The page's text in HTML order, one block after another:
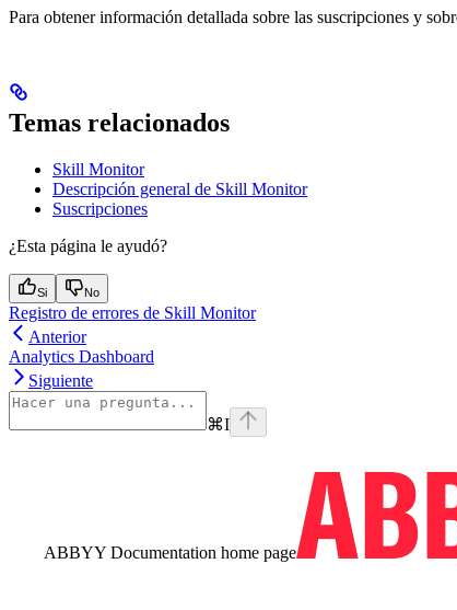
Para obtener información detallada sobre las suscripciones y
Temas relacionados
Skill Monitor
Descripción general de Skill Monitor
Suscripciones
¿Esta página le ayudó?
Si No
Registro de errores de Skill Monitor
Anterior
Analytics Dashboard
Siguiente
⌘I
ABBYY Documentation home page